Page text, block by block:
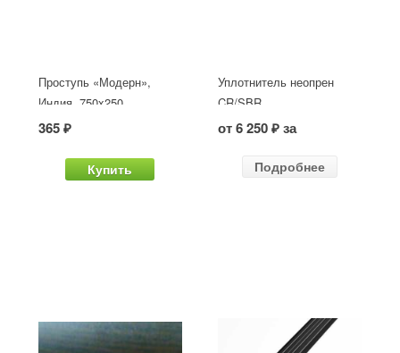
Проступь «Модерн»,
Индия, 750x250
365 ₽
Купить
Уплотнитель неопрен
CR/SBR
от 6 250 ₽ за
Подробнее